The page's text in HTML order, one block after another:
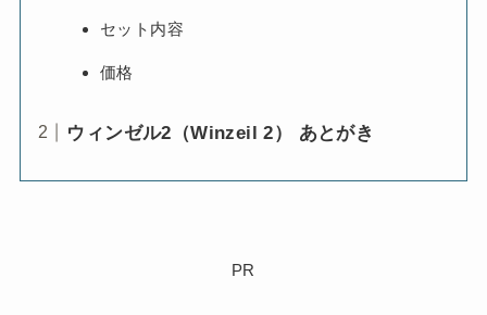
セット内容
価格
ウィンゼル2（Winzeil 2） あとがき
PR